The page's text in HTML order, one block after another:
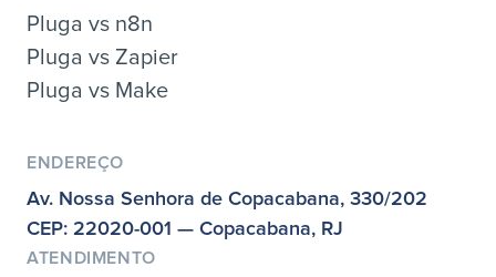
Pluga vs n8n
Pluga vs Zapier
Pluga vs Make
ENDEREÇO
Av. Nossa Senhora de Copacabana, 330/202
CEP: 22020-001 — Copacabana, RJ
ATENDIMENTO